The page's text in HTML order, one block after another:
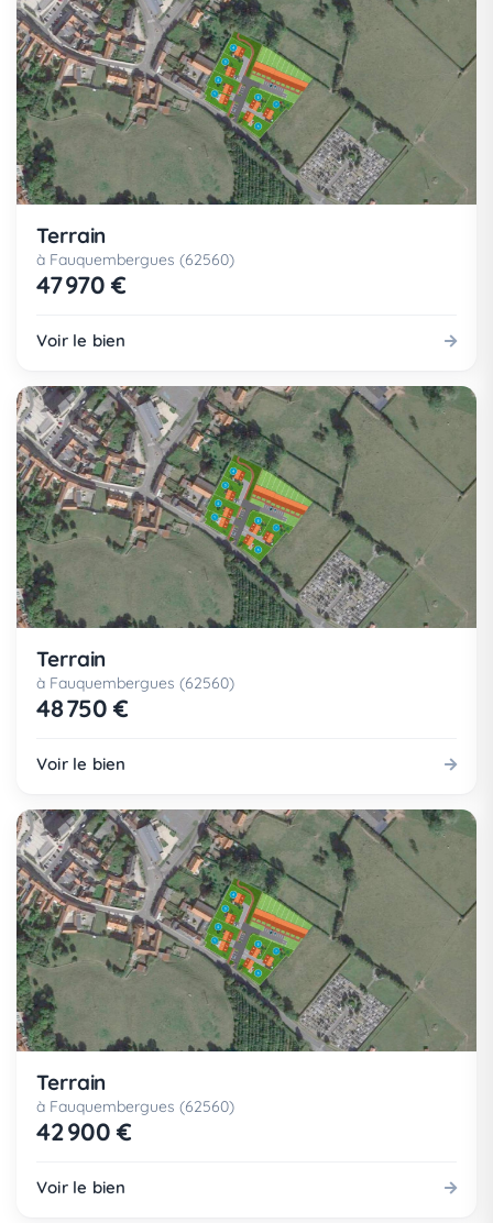
Terrain
à Fauquembergues (62560)
47 970 €
Voir le bien
Terrain
à Fauquembergues (62560)
48 750 €
Voir le bien
Terrain
à Fauquembergues (62560)
42 900 €
Voir le bien